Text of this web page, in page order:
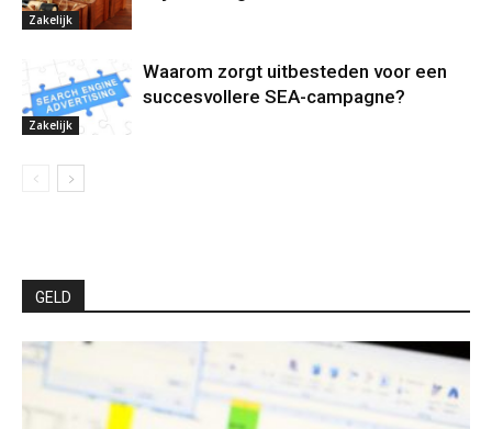
Zakelijk
Zakelijk
Waarom zorgt uitbesteden voor een
succesvollere SEA-campagne?
GELD